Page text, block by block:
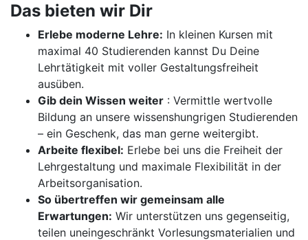
Das bieten wir Dir
Erlebe moderne Lehre: In kleinen Kursen mit
maximal 40 Studierenden kannst Du Deine
Lehrtätigkeit mit voller Gestaltungsfreiheit
ausüben.
Gib dein Wissen weiter : Vermittle wertvolle
Bildung an unsere wissenshungrigen Studierenden
– ein Geschenk, das man gerne weitergibt.
Arbeite flexibel: Erlebe bei uns die Freiheit der
Lehrgestaltung und maximale Flexibilität in der
Arbeitsorganisation.
So übertreffen wir gemeinsam alle
Erwartungen: Wir unterstützen uns gegenseitig,
teilen uneingeschränkt Vorlesungsmaterialien und